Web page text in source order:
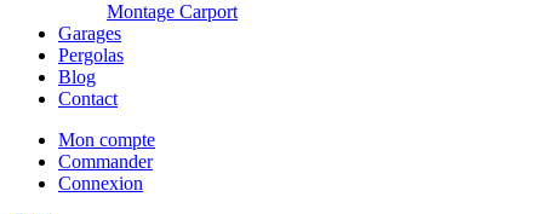
Montage Carport
Garages
Pergolas
Blog
Contact
Mon compte
Commander
Connexion